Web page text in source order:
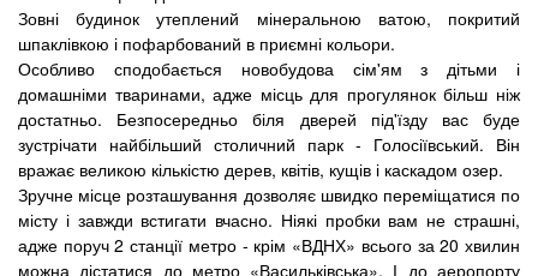
Зовні будинок утеплений мінеральною ватою, покритий
шпаклівкою і пофарбований в приємні кольори.
Особливо сподобається новобудова сім'ям з дітьми і
домашніми тваринами, адже місць для прогулянок більш ніж
достатньо. Безпосередньо біля дверей під'їзду вас буде
зустрічати найбільший столичний парк - Голосіївський. Він
вражає великою кількістю дерев, квітів, кущів і каскадом озер.
Зручне місце розташування дозволяє швидко переміщатися по
місту і завжди встигати вчасно. Ніякі пробки вам не страшні,
адже поруч 2 станції метро - крім «ВДНХ» всього за 20 хвилин
можна дістатися до метро «Васильківська». І до аеропорту